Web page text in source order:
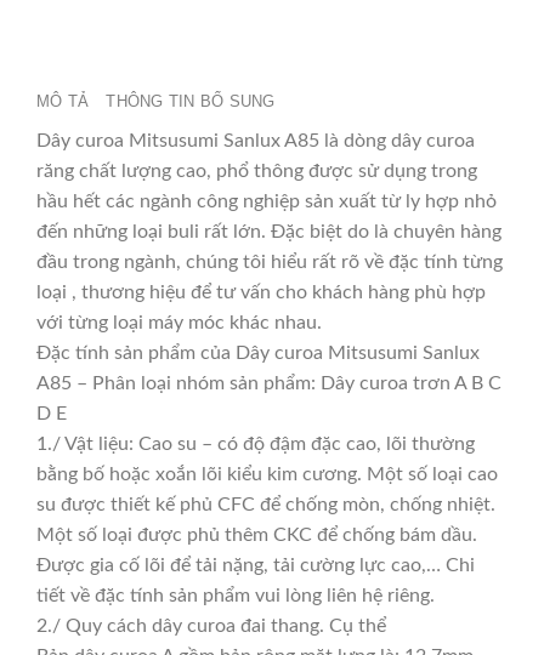
MÔ TẢ THÔNG TIN BỔ SUNG
Dây curoa Mitsusumi Sanlux A85 là dòng dây curoa
răng chất lượng cao, phổ thông được sử dụng trong
hầu hết các ngành công nghiệp sản xuất từ ly hợp nhỏ
đến những loại buli rất lớn. Đặc biệt do là chuyên hàng
đầu trong ngành, chúng tôi hiểu rất rõ về đặc tính từng
loại , thương hiệu để tư vấn cho khách hàng phù hợp
với từng loại máy móc khác nhau.
Đặc tính sản phẩm của Dây curoa Mitsusumi Sanlux
A85 – Phân loại nhóm sản phẩm: Dây curoa trơn A B C
D E
1./ Vật liệu: Cao su – có độ đậm đặc cao, lõi thường
bằng bố hoặc xoắn lõi kiểu kim cương. Một số loại cao
su được thiết kế phủ CFC để chống mòn, chống nhiệt.
Một số loại được phủ thêm CKC để chống bám dầu.
Được gia cố lõi để tải nặng, tải cường lực cao,… Chi
tiết về đặc tính sản phẩm vui lòng liên hệ riêng.
2./ Quy cách dây curoa đai thang. Cụ thể